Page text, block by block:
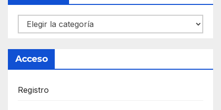
Categorías
Acceso
Registro